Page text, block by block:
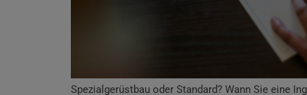
Spezialgerüstbau oder Standard? Wann Sie eine